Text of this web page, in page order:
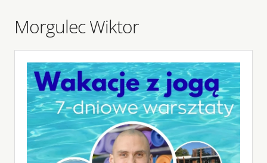
Morgulec Wiktor